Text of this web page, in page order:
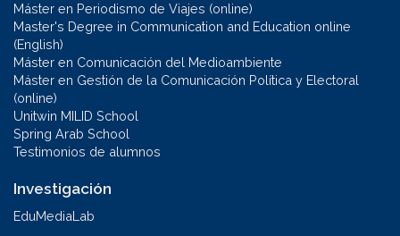
Máster en Periodismo de Viajes (online)
Master's Degree in Communication and Education online
(English)
Máster en Comunicación del Medioambiente
Máster en Gestión de la Comunicación Política y Electoral
(online)
Unitwin MILID School
Spring Arab School
Testimonios de alumnos
Investigación
EduMediaLab